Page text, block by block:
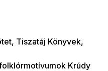
Tiszatáj Könyvek,
Krúdy